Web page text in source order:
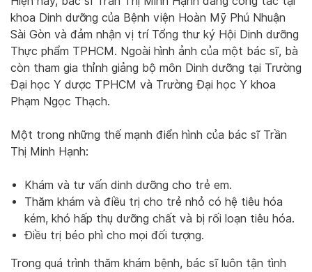
khoa Dinh dưỡng của Bệnh viện Hoàn Mỹ Phú Nhuận
Sài Gòn và đảm nhận vị trí Tổng thư ký Hội Dinh dưỡng
Thực phẩm TPHCM. Ngoài hình ảnh của một bác sĩ, bà
còn tham gia thỉnh giảng bộ môn Dinh dưỡng tại Trường
Đại học Y dược TPHCM và Trường Đại học Y khoa
Phạm Ngọc Thạch.
Một trong những thế mạnh điển hình của bác sĩ Trần
Thị Minh Hạnh:
Khám và tư vấn dinh dưỡng cho trẻ em.
Thăm khám và điều trị cho trẻ nhỏ có hệ tiêu hóa
kém, khó hấp thụ dưỡng chất và bị rối loạn tiêu hóa.
Điều trị béo phì cho mọi đối tượng.
Trong quá trình thăm khám bệnh, bác sĩ luôn tận tình